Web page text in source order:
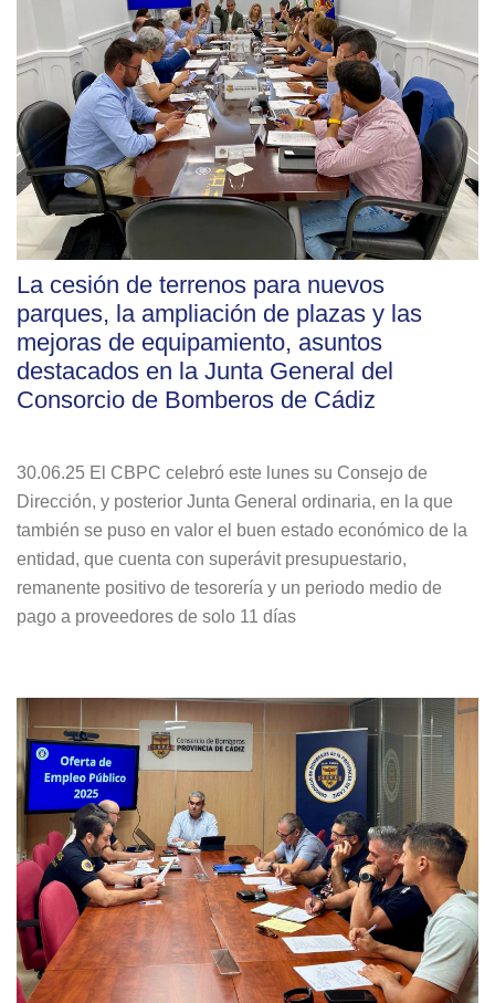
La cesión de terrenos para nuevos
parques, la ampliación de plazas y las
mejoras de equipamiento, asuntos
destacados en la Junta General del
Consorcio de Bomberos de Cádiz
30.06.25 El CBPC celebró este lunes su Consejo de
Dirección, y posterior Junta General ordinaria, en la que
también se puso en valor el buen estado económico de la
entidad, que cuenta con superávit presupuestario,
remanente positivo de tesorería y un periodo medio de
pago a proveedores de solo 11 días